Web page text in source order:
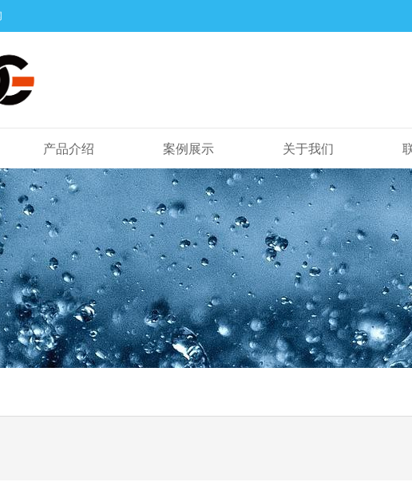
产品介绍 案例展示 关于我们